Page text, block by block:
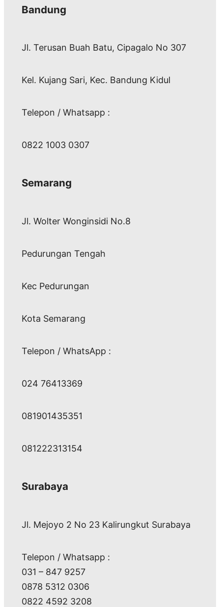
Bandung
Jl. Terusan Buah Batu, Cipagalo No 307
Kel. Kujang Sari, Kec. Bandung Kidul
Telepon / Whatsapp :
0822 1003 0307
Semarang
Jl. Wolter Wonginsidi No.8
Pedurungan Tengah
Kec Pedurungan
Kota Semarang
Telepon / WhatsApp :
024 76413369
081901435351
081222313154
Surabaya
Jl. Mejoyo 2 No 23 Kalirungkut Surabaya
Telepon / Whatsapp :
031 – 847 9257
0878 5312 0306
0822 4592 3208